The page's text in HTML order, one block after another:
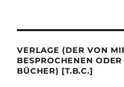
VERLAGE (DER VON
BESPROCHENEN
BÜCHER) [T.B.C.]